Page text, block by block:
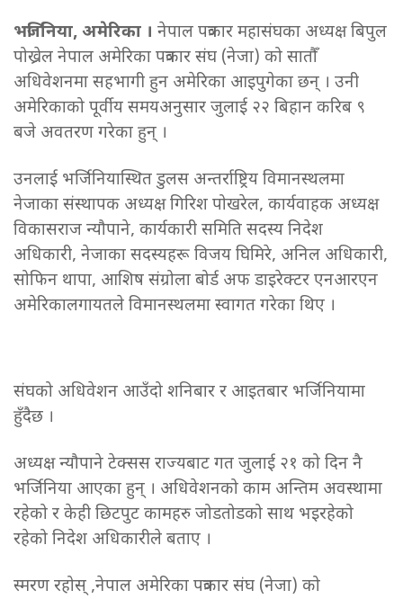
भर्जिनिया, अमेरिका । नेपाल पत्रकार महासंघका अध्यक्ष बिपुल
पोख्रेल नेपाल अमेरिका पत्रकार संघ (नेजा) को सातौँ
अधिवेशनमा सहभागी हुन अमेरिका आइपुगेका छन् । उनी
अमेरिकाको पूर्वीय समयअनुसार जुलाई २२ बिहान करिब ९
बजे अवतरण गरेका हुन् ।
उनलाई भर्जिनियास्थित डुलस अन्तर्राष्ट्रिय विमानस्थलमा
नेजाका संस्थापक अध्यक्ष गिरिश पोखरेल, कार्यवाहक अध्यक्ष
विकासराज न्यौपाने, कार्यकारी समिति सदस्य निदेश
अधिकारी, नेजाका सदस्यहरू विजय घिमिरे, अनिल अधिकारी,
सोफिन थापा, आशिष संग्रोला बोर्ड अफ डाइरेक्टर एनआरएन
अमेरिकालगायतले विमानस्थलमा स्वागत गरेका थिए ।
संघको अधिवेशन आउँदो शनिबार र आइतबार भर्जिनियामा
हुँदैछ ।
अध्यक्ष न्यौपाने टेक्सस राज्यबाट गत जुलाई २१ को दिन नै
भर्जिनिया आएका हुन् । अधिवेशनको काम अन्तिम अवस्थामा
रहेको र केही छिटपुट कामहरु जोडतोडको साथ भइरहेको
रहेको निदेश अधिकारीले बताए ।
स्मरण रहोस् ,नेपाल अमेरिका पत्रकार संघ (नेजा) को